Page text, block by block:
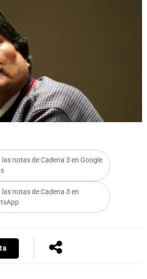
las notas de Cadena 3 en Google
las notas de Cadena 3 en